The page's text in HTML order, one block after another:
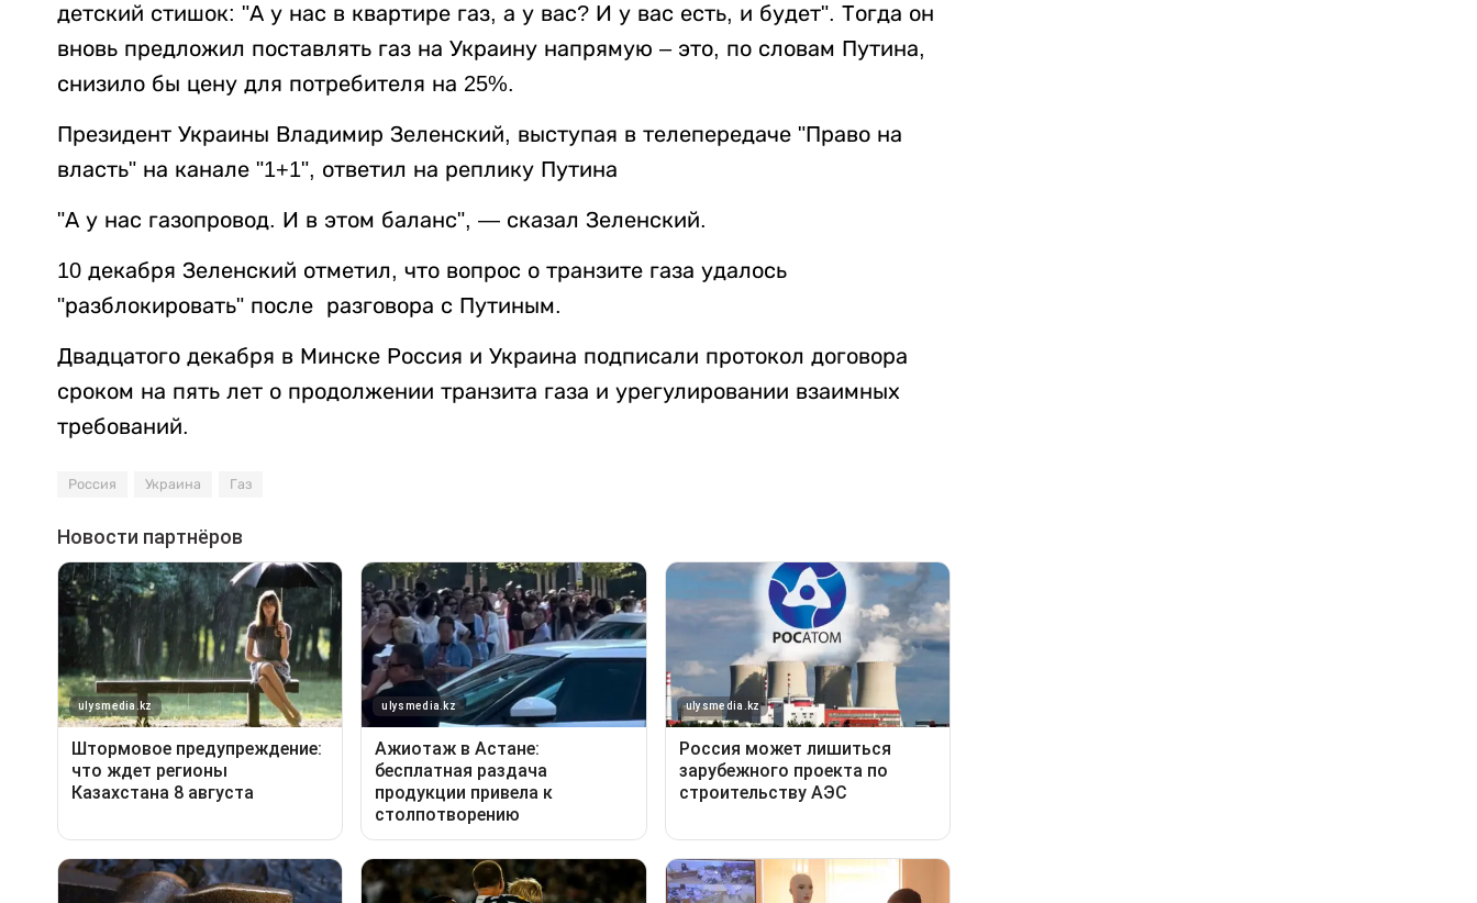
детский стишок: "А у нас в квартире газ, а у вас? И у вас есть, и будет". Тогда он
вновь предложил поставлять газ на Украину напрямую – это, по словам Путина,
снизило бы цену для потребителя на 25%.
Президент Украины Владимир Зеленский, выступая в телепередаче "Право на
власть" на канале "1+1", ответил на реплику Путина
"А у нас газопровод. И в этом баланс", — сказал Зеленский.
10 декабря Зеленский отметил, что вопрос о транзите газа удалось
"разблокировать" после разговора с Путиным.
Двадцатого декабря в Минске Россия и Украина подписали протокол договора
сроком на пять лет о продолжении транзита газа и урегулировании взаимных
требований.
Россия Украина Газ